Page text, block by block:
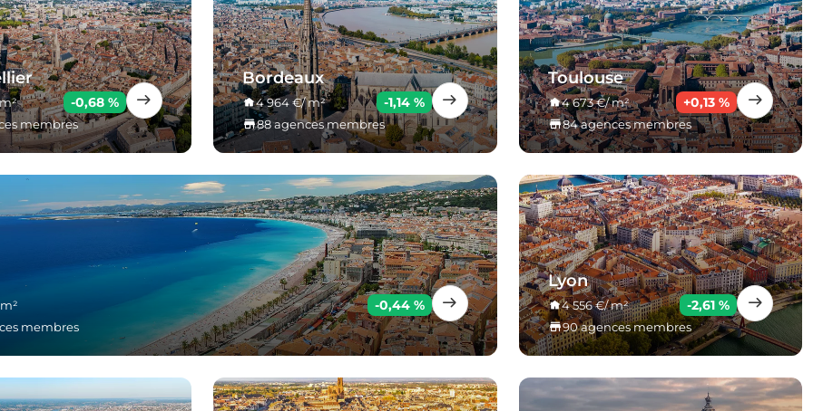
-0,68 %
membres
Bordeaux
4 964 €/ m² -1,14 %
88 agences membres
Toulouse
4 673 €/ m² +0,13 %
84 agences membres
-0,44 %
membres
Lyon
4 556 €/ m² -2,61 %
90 agences membres